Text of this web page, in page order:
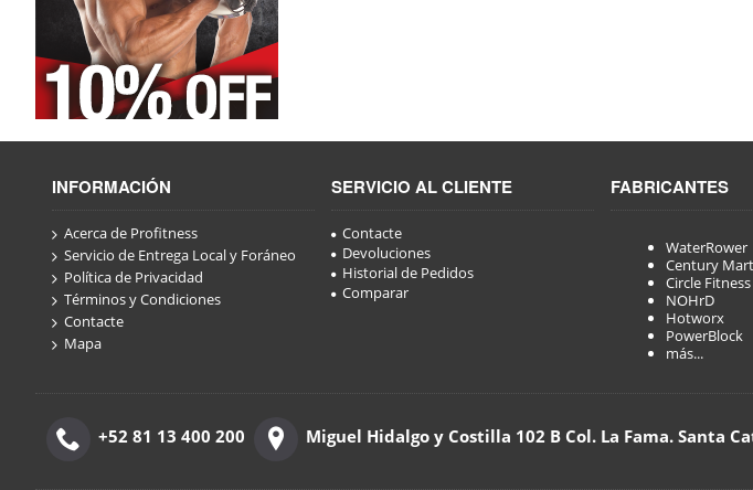
INFORMACIÓN
Acerca de Profitness
Servicio de Entrega Local y Foráneo
Política de Privacidad
Términos y Condiciones
Contacte
Mapa
SERVICIO AL CLIENTE
Contacte
Devoluciones
Historial de Pedidos
Comparar
FABRICANTES
WaterRower
Century
Circle Fitness
NOHrD
Hotworx
PowerBlock
más...
+52 81 13 400 200 Miguel Hidalgo y Costilla 102 B Col. La Fama. Santa